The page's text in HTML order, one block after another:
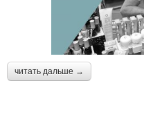
читать дальше →